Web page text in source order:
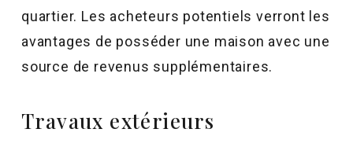
quartier. Les acheteurs potentiels verront les
avantages de posséder une maison avec une
source de revenus supplémentaires.
Travaux extérieurs